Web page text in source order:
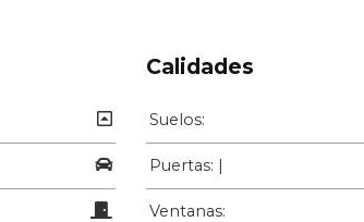
Calidades
Suelos:
Puertas: |
Ventanas: